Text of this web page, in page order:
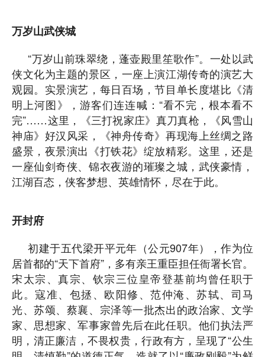
万岁山武侠城
“万岁山前珠翠绕，蓬壶殿里笙歌作”。一处以武
侠文化为主题的景区，一座上演江湖传奇的演艺大
观园。实景演艺，每日百场，节目单长度堪比《清
明上河图》，游客们连连喊：“看不完，根本看不
完”……这里，《三打祝家庄》真刀真枪，《风雪山
神庙》好汉风采，《神舟传奇》再现海上丝绸之路
盛景，夜景演出《打铁花》绽放精彩。这里，还是
一座仙剑奇侠、锦衣夜游的璀璨之城，武侠豪情，
江湖百态，侠客梦想、英雄情怀，尽在于此。
开封府
初建于五代梁开平元年（公元907年），作为位
居首都的“天下首府”，多有亲王重臣担任衙署长官。
宋太宗、真宗、钦宗三位皇帝登基前均曾任职于
此。寇准、包拯、欧阳修、范仲淹、苏轼、司马
光、苏颂、蔡襄、宗泽等一批杰出的政治家、文学
家、思想家、军事家曾先后在此任职。他们执法严
明，清正廉洁，不畏权贵，行政有方，呈现了“公生